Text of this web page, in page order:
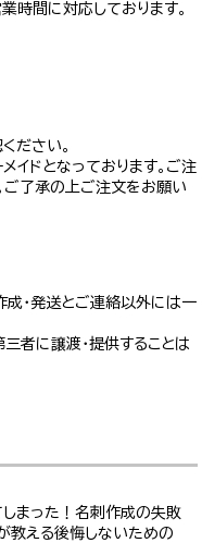
時間に対応しております。
ださい。
ドとなっております。ご注
ご了承の上ご注文をお願い
・発送とご連絡以外には一
者に譲渡・提供することは
しまった！名刺作成の失敗
教える後悔しないための